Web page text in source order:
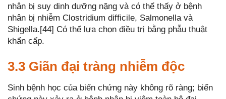
nhân bị suy dinh dưỡng nặng và có thể thấy ở bệnh
nhân bị nhiễm Clostridium difficile, Salmonella và
Shigella.[44] Có thể lựa chọn điều trị bằng phẫu thuật
khẩn cấp.
3.3 Giãn đại tràng nhiễm độc
Sinh bệnh học của biến chứng này không rõ ràng; biến